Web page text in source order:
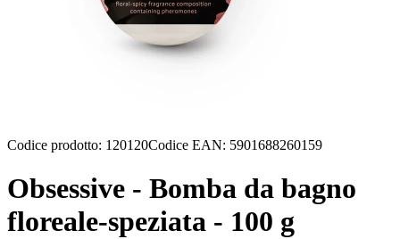
Codice prodotto: 120120Codice EAN: 5901688260159
Obsessive - Bomba da bagno
floreale-speziata - 100 g